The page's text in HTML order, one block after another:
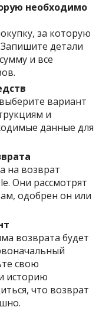
необходимо
за которую
детали
и все
вариант
и
данные для
на возврат
Они рассмотрят
одобрен он или
возврата будет
свою
историю
что возврат